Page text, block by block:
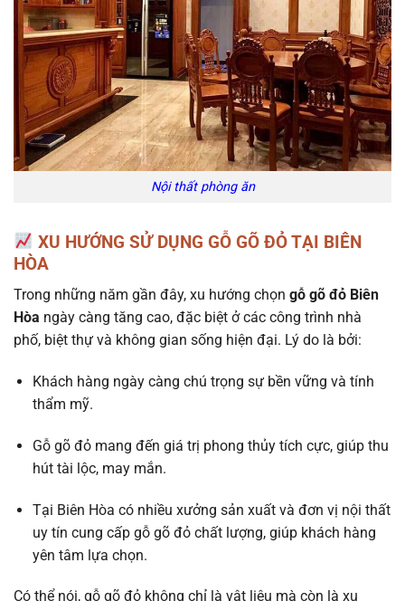
Nội thất phòng ăn
XU HƯỚNG SỬ DỤNG GỖ GÕ ĐỎ TẠI BIÊN
HÒA
Trong những năm gần đây, xu hướng chọn gỗ gõ đỏ Biên
Hòa ngày càng tăng cao, đặc biệt ở các công trình nhà
phố, biệt thự và không gian sống hiện đại. Lý do là bởi:
Khách hàng ngày càng chú trọng sự bền vững và tính
thẩm mỹ.
Gỗ gõ đỏ mang đến giá trị phong thủy tích cực, giúp thu
hút tài lộc, may mắn.
Tại Biên Hòa có nhiều xưởng sản xuất và đơn vị nội thất
uy tín cung cấp gỗ gõ đỏ chất lượng, giúp khách hàng
yên tâm lựa chọn.
Có thể nói, gỗ gõ đỏ không chỉ là vật liệu mà còn là xu